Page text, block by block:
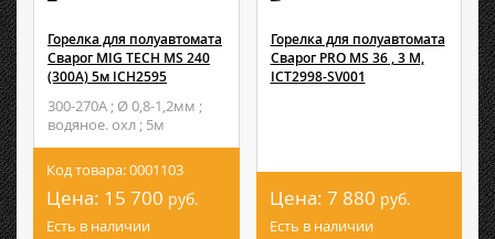
Горелка для полуавтомата
Сварог MIG TECH MS 240
(300А) 5м ICH2595
300-270А ; Ø 0,8-1,2мм ;
водяное. охл ; 5м
Код товара: 0001103
Цена: 15 700 руб.
Есть в наличии
Горелка для полуавтомата
Сварог PRO MS 36 , 3 M,
ICT2998-SV001
Цена: 7 880 руб.
Есть в наличии